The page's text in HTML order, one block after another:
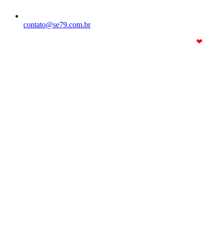
contato@se79.com.br
❤